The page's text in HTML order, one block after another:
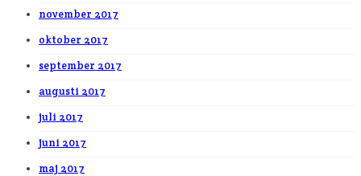
november 2017
oktober 2017
september 2017
augusti 2017
juli 2017
juni 2017
maj 2017